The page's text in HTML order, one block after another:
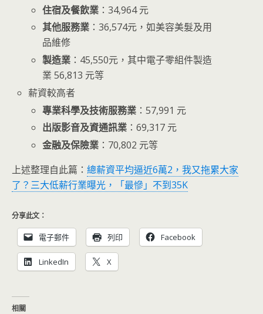
住宿及餐飲業 ：34,964 元
其他服務業 ：36,574元，如美容美髮及用
品維修
製造業 ：45,550元，其中電子零組件製造
業 56,813 元等
薪資較高者
專業科學及技術服務業 ：57,991 元
出版影音及資通訊業 ：69,317 元
金融及保險業 ：70,802 元等
上述整理自此篇： 總薪資平均逼近6萬2，我又拖累大家
了？三大低薪行業曝光，「最慘」不到35K
分享此文：
電子郵件 列印 Facebook
LinkedIn X
相關